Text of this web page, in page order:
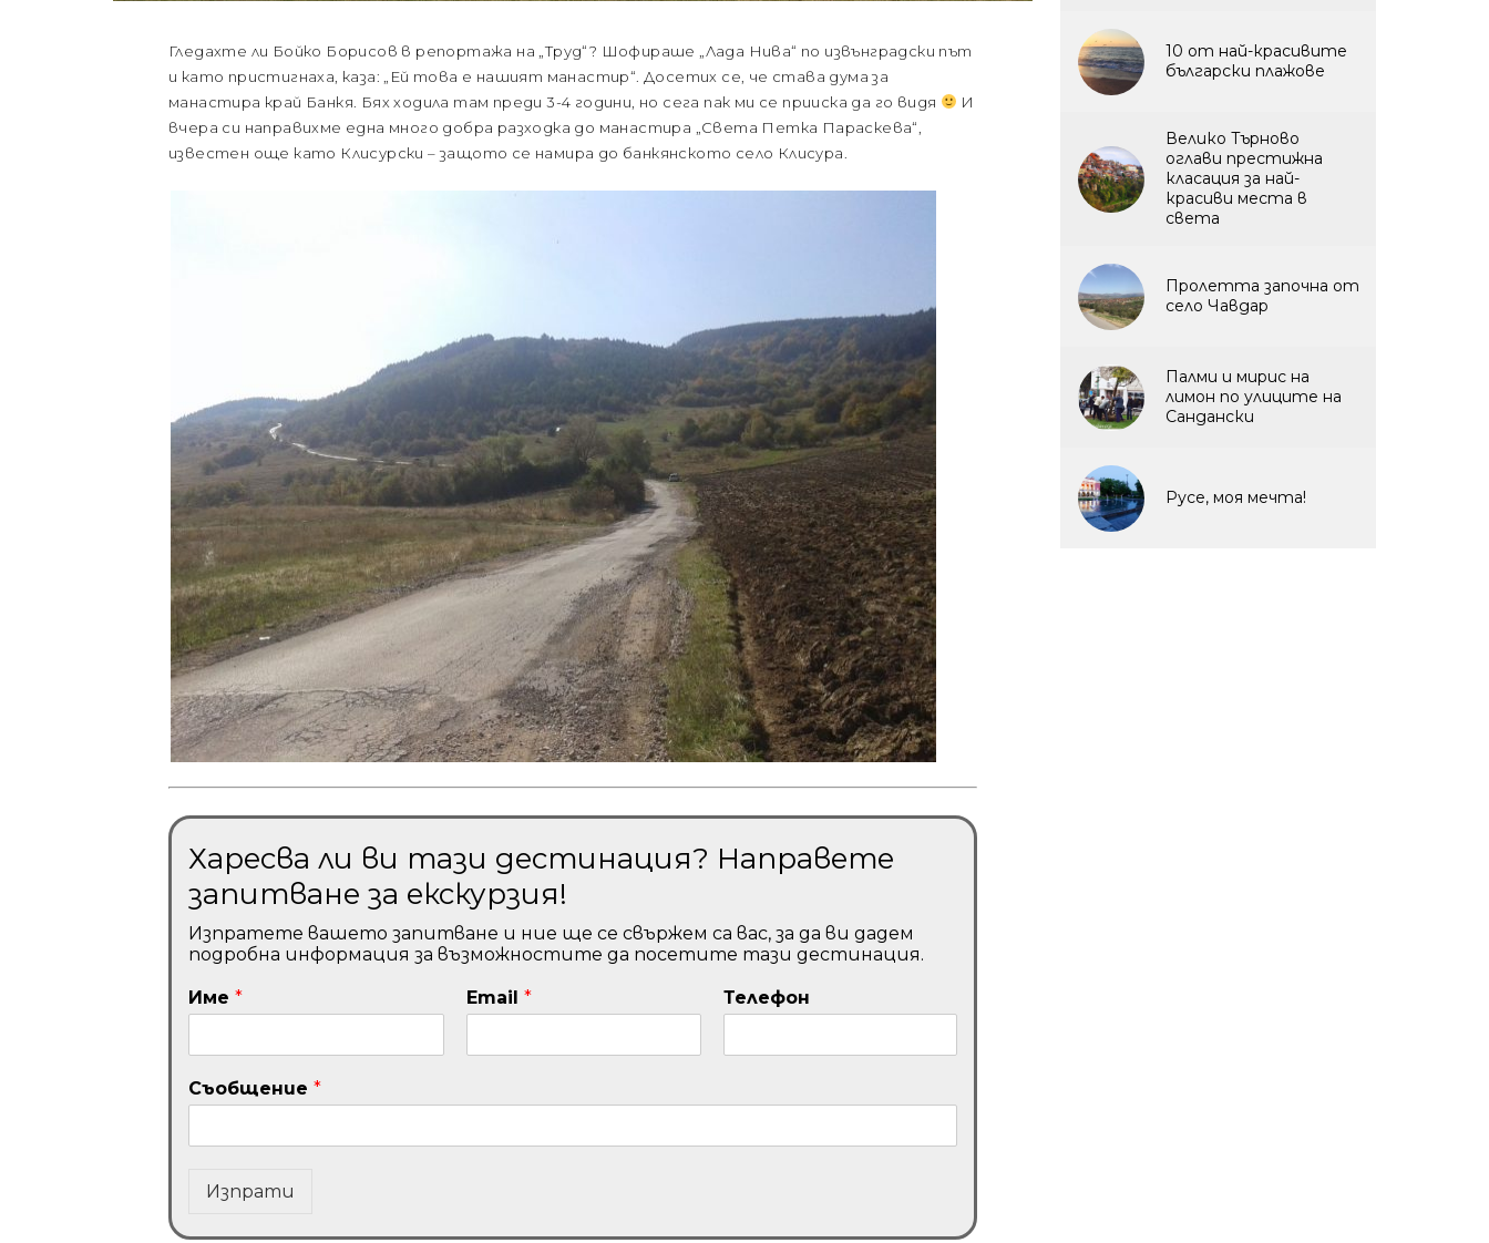
Гледахте ли Бойко Борисов в репортажа на „Труд“? Шофираше „Лада Нива“ по извънградски път
и като пристигнаха, каза: „Ей това е нашият манастир“. Досетих се, че става дума за
манастира край Банкя. Бях ходила там преди 3-4 години, но сега пак ми се прииска да го видя
И
вчера си направихме една много добра разходка до манастира „Света Петка Параскева“,
известен още като Клисурски – защото се намира до банкянското село Клисура.
Харесва ли ви тази дестинация? Направете
запитване за екскурзия!
Изпратете вашето запитване и ние ще се свържем са вас, за да ви дадем
подробна информация за възможностите да посетите тази дестинация.
Име * Email* Телефон
Съобщение *
Изпрати
10 от най-красивите
български плажове
Велико Търново
оглави престижна
класация за най-
красиви места в
света
Пролетта започна от
село Чавдар
Палми и мирис на
лимон по улиците на
Сандански
Русе, моя мечта!